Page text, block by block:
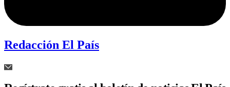
Redacción El País